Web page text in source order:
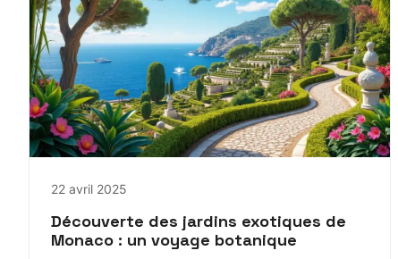
22 avril 2025
Découverte des jardins exotiques de
Monaco : un voyage botanique